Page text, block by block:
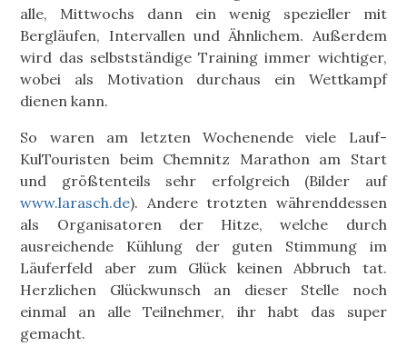
alle, Mittwochs dann ein wenig spezieller mit
Bergläufen, Intervallen und Ähnlichem. Außerdem
wird das selbstständige Training immer wichtiger,
wobei als Motivation durchaus ein Wettkampf
dienen kann.
So waren am letzten Wochenende viele Lauf-
KulTouristen beim Chemnitz Marathon am Start
und größtenteils sehr erfolgreich (Bilder auf
www.larasch.de). Andere trotzten währenddessen
als Organisatoren der Hitze, welche durch
ausreichende Kühlung der guten Stimmung im
Läuferfeld aber zum Glück keinen Abbruch tat.
Herzlichen Glückwunsch an dieser Stelle noch
einmal an alle Teilnehmer, ihr habt das super
gemacht.